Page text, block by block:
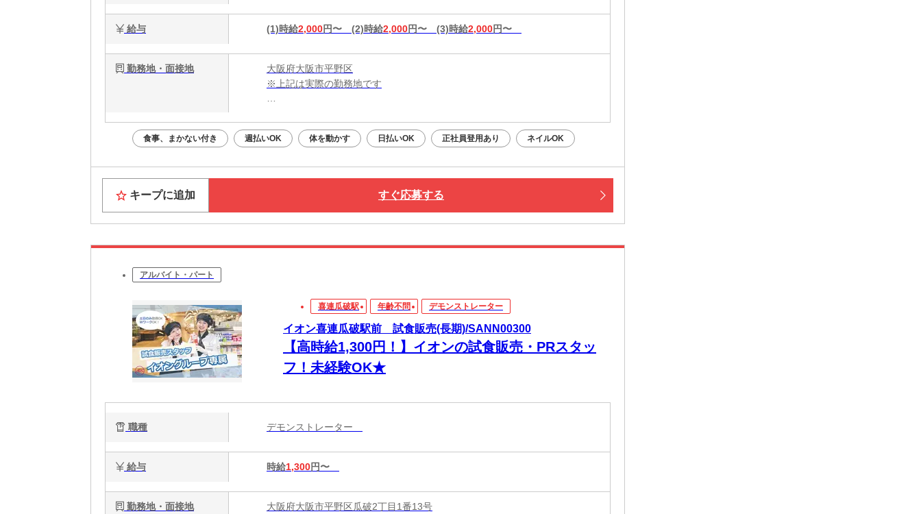
給与 (1)時給2,000円〜 (2)時給2,000円〜 (3)時給2,000円〜
勤務地・面接地
大阪府大阪市平野区
※上記は実際の勤務地です
・WEB応募：24時間いつでもOK
Web面接・電話面接・対面面接から、ご希望の方法を選べます◎
食事、まかない付き 週払いOK 体を動かす 日払いOK 正社員登用あり ネイルOK
キープに追加 すぐ応募する
アルバイト・パート
喜連瓜破駅 年齢不問 デモンストレーター
イオン喜連瓜破駅前 試食販売(長期)/SANN00300
【高時給1,300円！】イオンの試食販売・PRスタッ
フ！未経験OK★
職種 デモンストレーター
給与 時給1,300円〜
勤務地・面接地 大阪府大阪市平野区瓜破2丁目1番13号